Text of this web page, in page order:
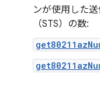
ンが使用した
（STS）の数: